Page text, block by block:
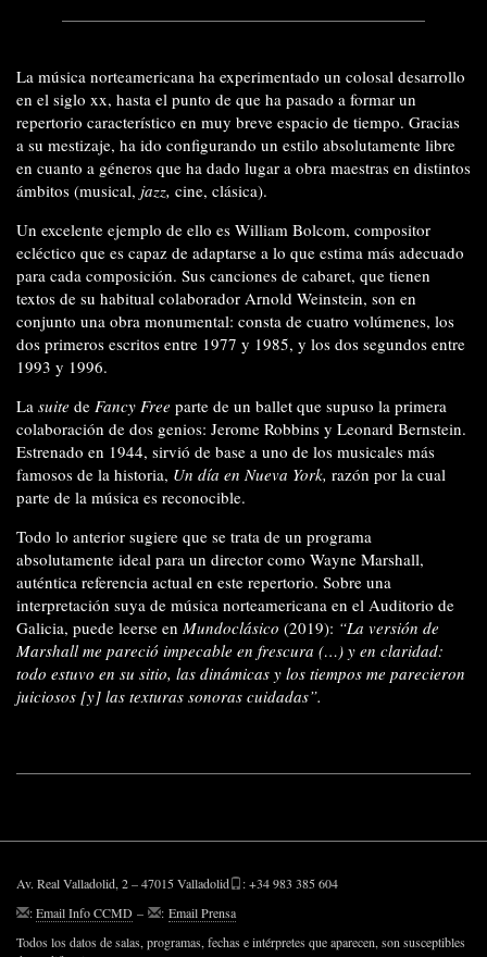
La música norteamericana ha experimentado un colosal desarrollo
en el siglo xx, hasta el punto de que ha pasado a formar un
repertorio característico en muy breve espacio de tiempo. Gracias
a su mestizaje, ha ido configurando un estilo absolutamente libre
en cuanto a géneros que ha dado lugar a obra maestras en distintos
ámbitos (musical, jazz, cine, clásica).
Un excelente ejemplo de ello es William Bolcom, compositor
ecléctico que es capaz de adaptarse a lo que estima más adecuado
para cada composición. Sus canciones de cabaret, que tienen
textos de su habitual colaborador Arnold Weinstein, son en
conjunto una obra monumental: consta de cuatro volúmenes, los
dos primeros escritos entre 1977 y 1985, y los dos segundos entre
1993 y 1996.
La suite de Fancy Free parte de un ballet que supuso la primera
colaboración de dos genios: Jerome Robbins y Leonard Bernstein.
Estrenado en 1944, sirvió de base a uno de los musicales más
famosos de la historia, Un día en Nueva York, razón por la cual
parte de la música es reconocible.
Todo lo anterior sugiere que se trata de un programa
absolutamente ideal para un director como Wayne Marshall,
auténtica referencia actual en este repertorio. Sobre una
interpretación suya de música norteamericana en el Auditorio de
Galicia, puede leerse en Mundoclásico (2019): “La versión de
Marshall me pareció impecable en frescura (…) y en claridad:
todo estuvo en su sitio, las dinámicas y los tiempos me parecieron
juiciosos [y] las texturas sonoras cuidadas”.
Av. Real Valladolid, 2 – 47015 Valladolid
: +34 983 385 604
:Email Info CCMD – : Email Prensa
Todos los datos de salas, programas, fechas e intérpretes que aparecen, son susceptibles